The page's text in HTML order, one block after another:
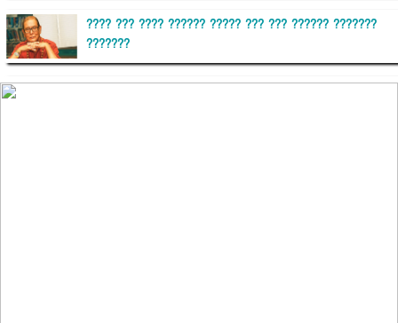
???? ??? ???? ?????? ????? ??? ??? ?????? ???????
???????